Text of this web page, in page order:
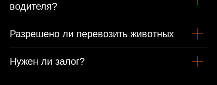
водителя?
Разрешено ли перевозить животных
Нужен ли залог?